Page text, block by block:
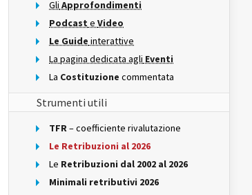
Gli Approfondimenti
Podcast e Video
Le Guide interattive
La pagina dedicata agli Eventi
La Costituzione commentata
Strumenti utili
TFR– coefficiente rivalutazione
Le Retribuzioni al 2026
Le Retribuzioni dal 2002 al 2026
Minimali retributivi 2026